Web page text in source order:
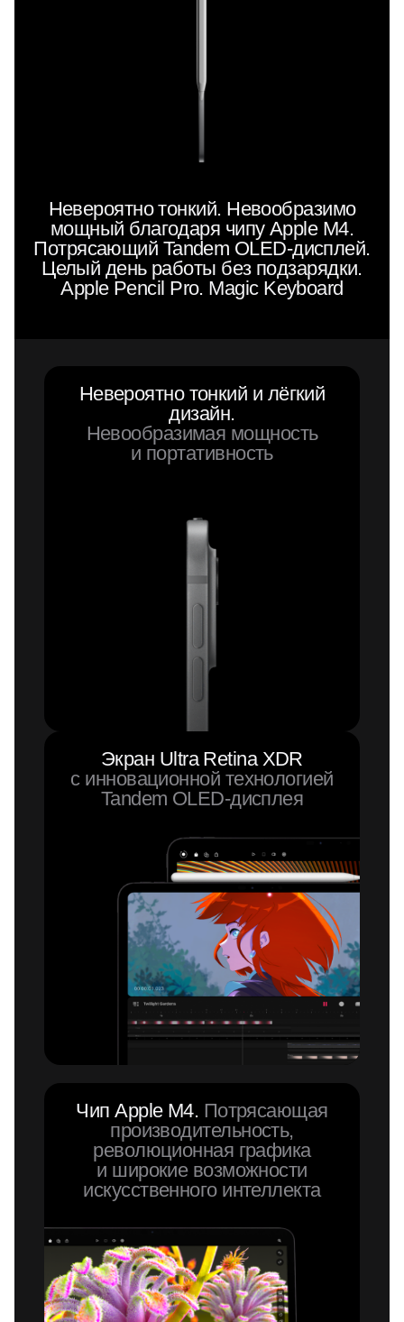
Невероятно тонкий. Невообразимо
мощный благодаря чипу Apple M4.
Потрясающий Tandem OLED-дисплей.
Целый день работы без подзарядки.
Apple Pencil Pro. Magic Keyboard
Невероятно тонкий и лёгкий
дизайн.
Невообразимая мощность
и портативность
Экран Ultra Retina XDR
с инновационной технологией
Tandem OLED-дисплея
Чип Apple M4. Потрясающая
производительность,
революционная графика
и широкие возможности
искусственного интеллекта